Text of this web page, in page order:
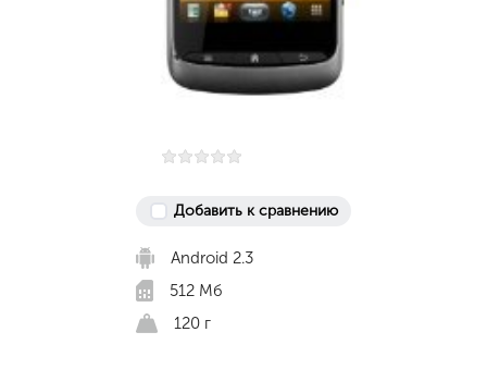
Добавить к сравнению
Android 2.3
512 Мб
120 г